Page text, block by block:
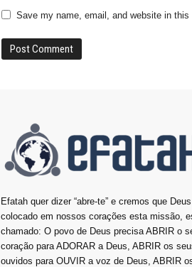
Save my name, email, and website in
Efatah quer dizer “abre-te” e cremos que
colocado em nossos corações esta missão,
chamado: O povo de Deus precisa ABRIR o
coração para ADORAR a Deus, ABRIR os
ouvidos para OUVIR a voz de Deus, ABRIR